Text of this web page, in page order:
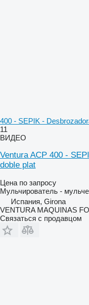
400 - SEPIK -
11
ВИДЕО
Ventura ACP 400 -
doble plat
Цена по запросу
Мульчирователь -
Испания, Girona
VENTURA MAQUINAS
Связаться с продавцом